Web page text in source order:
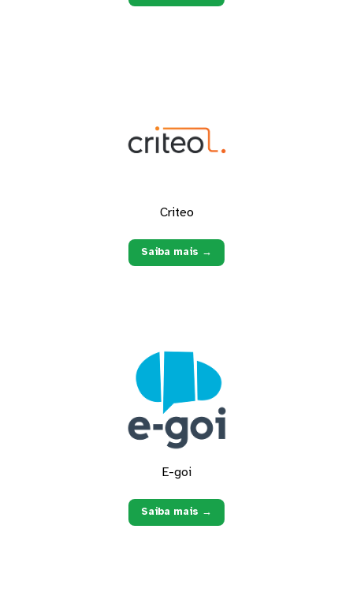
Criteo
Saiba mais →
E-goi
Saiba mais →